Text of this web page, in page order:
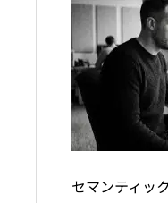
セマンティッ